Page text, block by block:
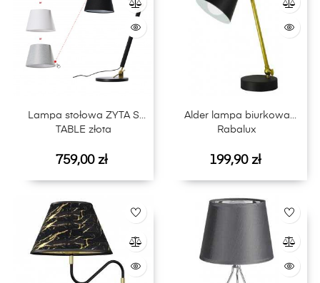
Lampa stołowa ZYTA S
TABLE złota
Cena
759,00 zł
Alder lampa biurkowa
Rabalux
Cena
199,90 zł